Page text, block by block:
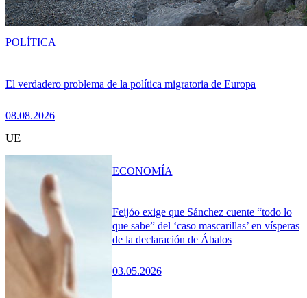
El verdadero problema de la política migratoria de Europa
08.08.2026
POLÍTICA
UE
Feijóo exige que Sánchez cuente “todo lo
que sabe” del ‘caso mascarillas’ en vísperas
de la declaración de Ábalos
03.05.2026
ECONOMÍA